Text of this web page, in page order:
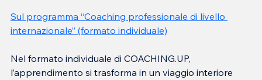
Sul programma “Coaching professionale di livello
internazionale” (formato individuale)
Nel formato individuale di COACHING.UP,
l’apprendimento si trasforma in un viaggio interiore